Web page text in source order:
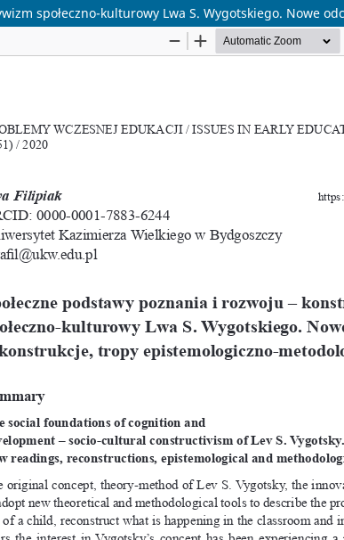
społeczno-kulturowy Lwa S. Wygotskiego. Nowe